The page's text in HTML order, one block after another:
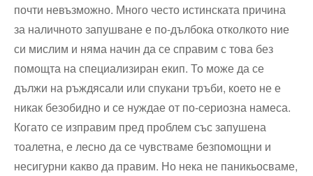
почти невъзможно. Много често истинската причина
за наличното запушване е по-дълбока отколкото ние
си мислим и няма начин да се справим с това без
помощта на специализиран екип. То може да се
дължи на ръждясали или спукани тръби, което не е
никак безобидно и се нуждае от по-сериозна намеса.
Когато се изправим пред проблем със запушена
тоалетна, е лесно да се чувстваме безпомощни и
несигурни какво да правим. Но нека не паникьосваме,